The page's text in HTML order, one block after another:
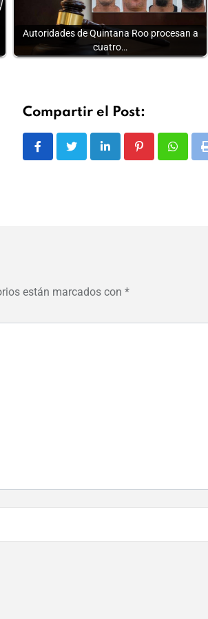
Autoridades de Quintana Roo procesan a
cuatro…
Compartir el Post:
LinkedIn Pinterest
están marcados con *